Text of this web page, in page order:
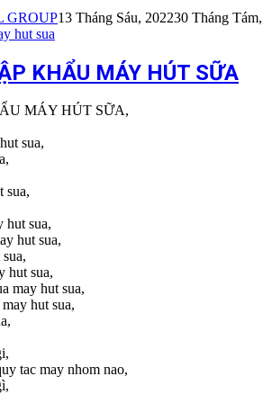
GROUP13 Tháng Sáu, 202230 Tháng
KHẨU MÁY HÚT SỮA
MÁY HÚT SỮA,
sua,
sua,
hut sua,
hut sua,
hut sua,
may hut sua,
hut sua,
tac may nhom nao,